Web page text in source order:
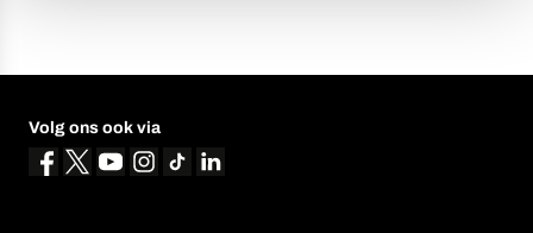
Volg ons ook via